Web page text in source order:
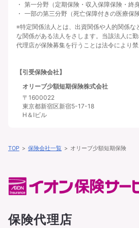
第一分野（定期保険・収入保障保険・終
一部の第三分野（死亡保障付きの医療保険
※特定関係法人とは、出資関係や人的関係な
な関係がある法人をさします。当該法人に
代理店が保険募集を行うことは法令により禁
【引受保険会社】
オリーブ少額短期保険株式会社
〒1600022
東京都新宿区新宿5-17-18
H＆Iビル
TOP 保険会社一覧 オリーブ少額短期保険
保険代理店